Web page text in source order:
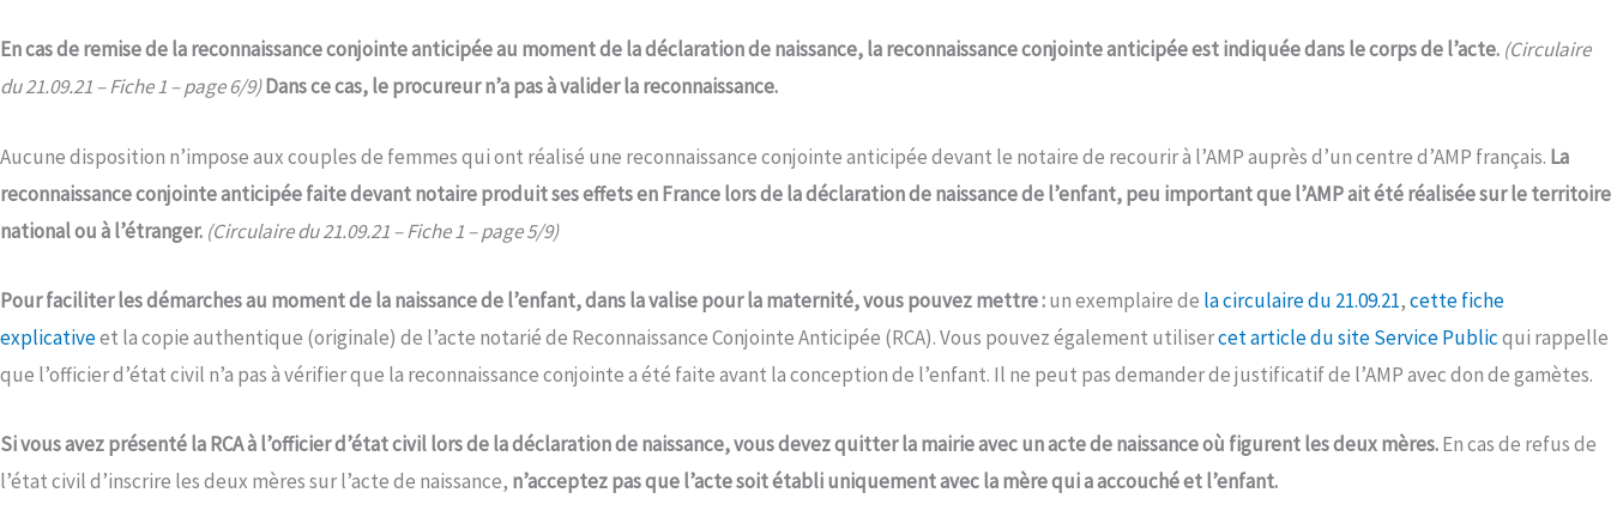
En cas de remise de la reconnaissance conjointe anticipée au moment de la déclaration de naissance, la reconnaissance conjointe anticipée estindiquée dans le corps de l’acte. (Circulaire
du 21.09.21 – Fiche 1 – page 6/9)Dans ce cas, le procureur n’a pas à valider la reconnaissance.
Aucune disposition n’impose aux couples de femmes qui ont réalisé une reconnaissance conjointe anticipée devant le notaire de recourir à l’AMP auprès d’un centre d’AMP français. La
reconnaissance conjointe anticipée faite devant notaire produit ses effets en France lors de la déclaration de naissance de l’enfant, peu important que l’AMP ait été réalisée sur le territoire
national ou à l’étranger. (Circulaire du 21.09.21 – Fiche 1 – page 5/9)
Pour faciliter les démarches au moment de la naissance de l’enfant, dans la valise pour la maternité, vous pouvez mettre :un exemplaire de la circulaire du 21.09.21,cette fiche
explicativeet la copie authentique (originale) de l’acte notarié de Reconnaissance Conjointe Anticipée (RCA). Vous pouvez également utilisercet article du site Service Publicqui rappelle
que l’officier d’état civil n’a pas à vérifier que la reconnaissance conjointe a été faite avant la conception de l’enfant. Il ne peut pas demander de justificatif de l’AMP avec don de gamètes.
Si vous avez présenté la RCA à l’officier d’état civil lors de la déclaration de naissance,vous devez quitter la mairie avec un acte de naissance où figurent les deux mères.En cas de refus de
l’état civil d’inscrire les deux mères sur l’acte de naissance, n’acceptez pas que l’acte soit établi uniquement avec la mère qui a accouché et l’enfant.